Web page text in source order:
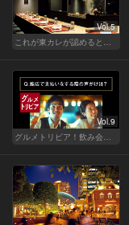
Vol.5
Vol.9